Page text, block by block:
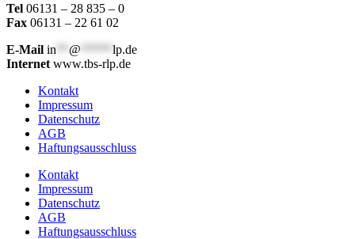
Tel 06131 – 28 835 – 0
Fax 06131 – 22 61 02
E-Mail in @
lp.de
Internet www.tbs-rlp.de
Kontakt
Impressum
Datenschutz
AGB
Haftungsausschluss
Kontakt
Impressum
Datenschutz
AGB
Haftungsausschluss